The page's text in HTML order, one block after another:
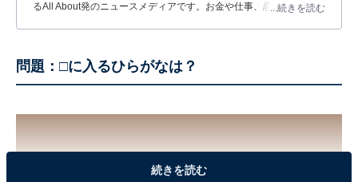
るAll About発のニュースメディアです。お金や仕事、恋愛、ITに関
...続きを読む
問題：□に入るひらがなは？
続きを読む